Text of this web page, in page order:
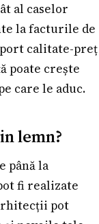
al caselor
la facturile de
calitate-preț
poate crește
care le aduc.
lemn?
până la
fi realizate
pot